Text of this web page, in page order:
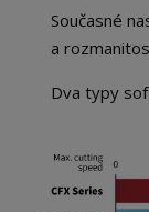
Současné
a
Dva typy